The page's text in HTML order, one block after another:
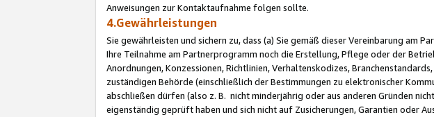
Anweisungen zur Kontaktaufnahme folgen sollte.
4.Gewährleistungen
Sie gewährleisten und sichern zu, dass (a) Sie gemäß dieser Vereinbarung am
Ihre Teilnahme am Partnerprogramm noch die Erstellung, Pflege oder der
Anordnungen, Konzessionen, Richtlinien, Verhaltenskodizes,
zuständigen Behörde (einschließlich der Bestimmungen zu elektronischer
abschließen dürfen (also z. B. nicht minderjährig oder aus anderen Gründen
eigenständig geprüft haben und sich nicht auf Zusicherungen, Garantien oder